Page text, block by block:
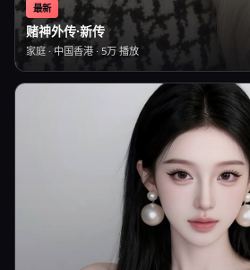
最新
赌神外传·新传
家庭 · 中国香港 · 5万 播放